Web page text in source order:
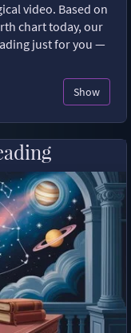
video. Based on
chart today, our
just for you —
Show